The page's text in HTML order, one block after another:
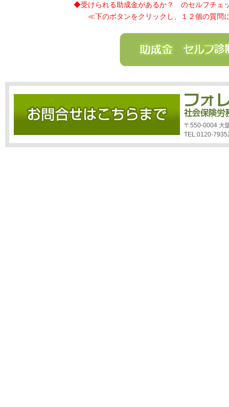
◆受けられる助成金があるか？ のセルフチェ
≪下のボタンをクリックし、１２個の質問
〒550-0004 大
TEL:0120-